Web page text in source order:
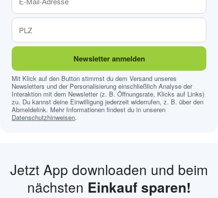
Newsletter anmelden
Mit Klick auf den Button stimmst du dem Versand unseres
Newsletters und der Personalisierung einschließlich Analyse der
Interaktion mit dem Newsletter (z. B. Öffnungsrate, Klicks auf Links)
zu. Du kannst deine Einwilligung jederzeit widerrufen, z. B. über den
Abmeldelink. Mehr Informationen findest du in unseren
Datenschutzhinweisen.
Jetzt App downloaden und beim
nächsten Einkauf sparen!